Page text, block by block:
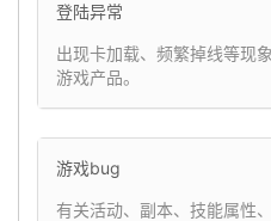
登陆异常
出现卡加载、频繁掉线等现
游戏产品。
游戏bug
有关活动、副本、技能属性